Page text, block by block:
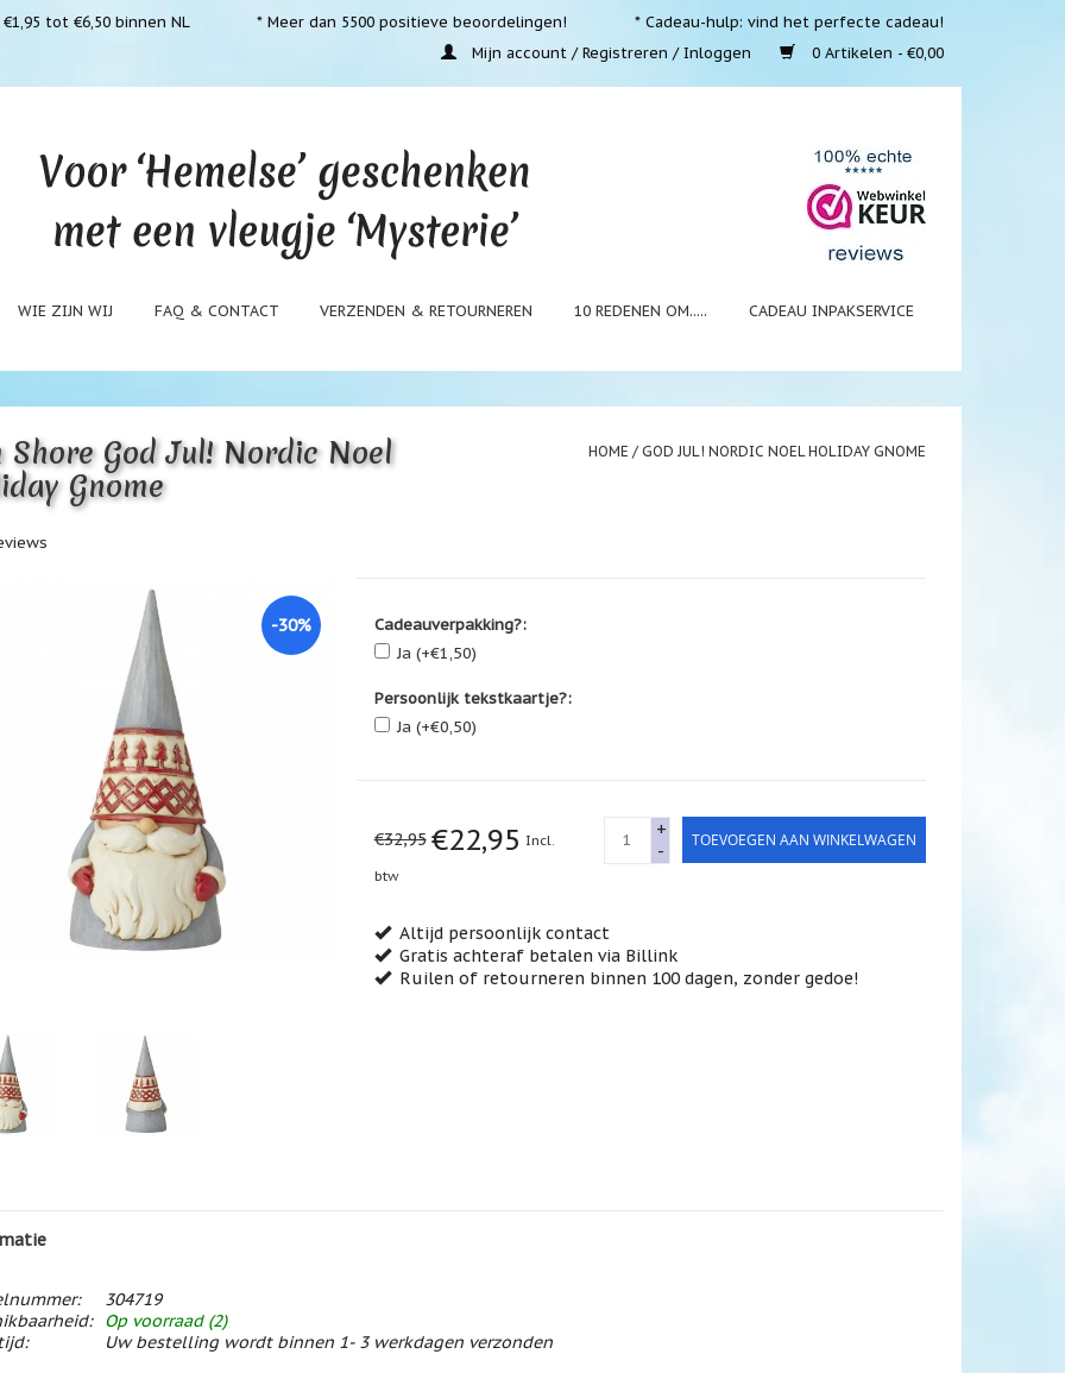
tot €6,50 binnen NL * Meer dan 5500 positieve beoordelingen!
* Cadeau-hulp: vind het perfecte cadeau!
Mijn account / Registreren / Inloggen
0 Artikelen - €0,00
WIE ZIJN WIJ FAQ & CONTACT VERZENDEN & RETOURNEREN 10 REDENEN OM..... CADEAU INPAKSERVICE
Shore God Jul! Nordic Noel
Gnome
HOME / GOD JUL! NORDIC NOEL HOLIDAY GNOME
-30%
Cadeauverpakking?:
Ja (+€1,50)
Persoonlijk tekstkaartje?:
Ja (+€0,50)
€32,95 €22,95 Incl.
btw
+
-
TOEVOEGEN AAN WINKELWAGEN
Altijd persoonlijk contact
Gratis achteraf betalen via Billink
Ruilen of retourneren binnen 100 dagen, zonder gedoe!
304719
Op voorraad (2)
Uw bestelling wordt binnen 1- 3 werkdagen verzonden